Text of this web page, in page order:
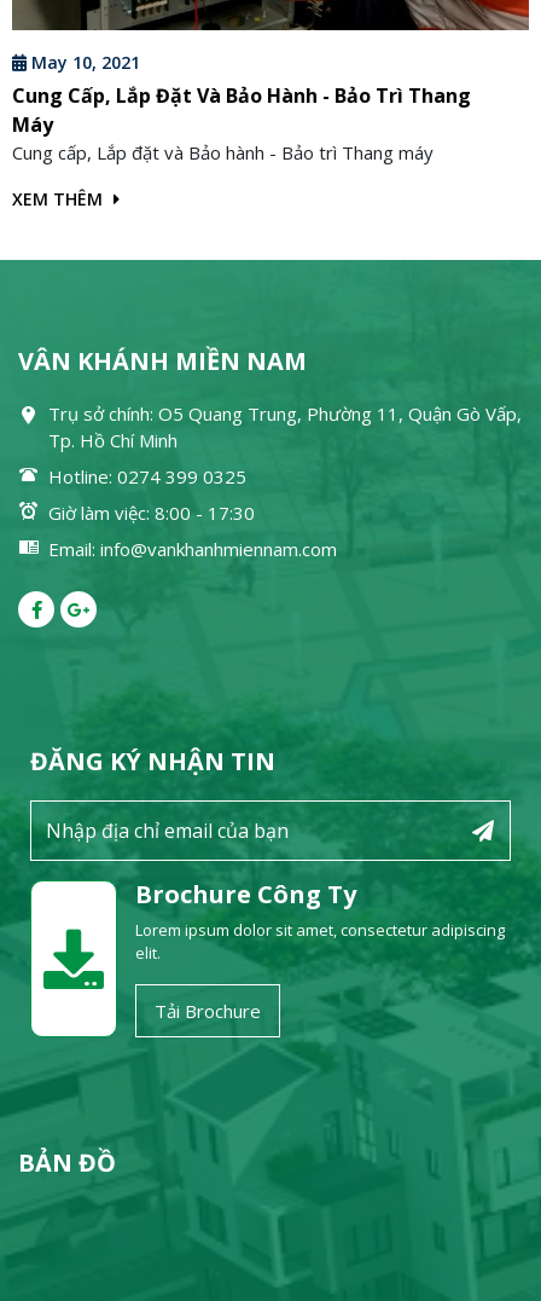
May 10, 2021
Cung Cấp, Lắp Đặt Và Bảo Hành - Bảo Trì Thang
Máy
Cung cấp, Lắp đặt và Bảo hành - Bảo trì Thang máy
XEM THÊM
VÂN KHÁNH MIỀN NAM
Trụ sở chính: O5 Quang Trung, Phường 11, Quận Gò Vấp,
Tp. Hồ Chí Minh
Hotline: 0274 399 0325
Giờ làm việc: 8:00 - 17:30
Email: info@vankhanhmiennam.com
ĐĂNG KÝ NHẬN TIN
Brochure Công Ty
Lorem ipsum dolor sit amet, consectetur adipiscing
elit.
Tải Brochure
BẢN ĐỒ